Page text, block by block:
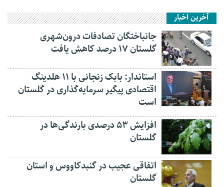
آخرین اخبار
جانباختگان تصادفات درون‌شهری
گلستان ۱۷ درصد کاهش یافت
استاندار: بابک زنجانی با ۱۱ هلدینگ
اقتصادی پیگیر سرمایه‌گذاری در گلستان
است
افزایش ۵۳ درصدی بارندگی‌ها در
گلستان
اتفاقی عجیب در‌ گنبدکاووس و استان
گلستان